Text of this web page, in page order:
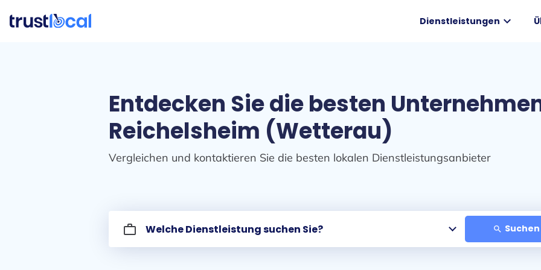
Dienstleistungen expand_more
Entdecken Sie die besten
Reichelsheim (Wetterau)
Vergleichen und kontaktieren Sie die besten lokalen Dienstleistungsanbieter
work_outline search